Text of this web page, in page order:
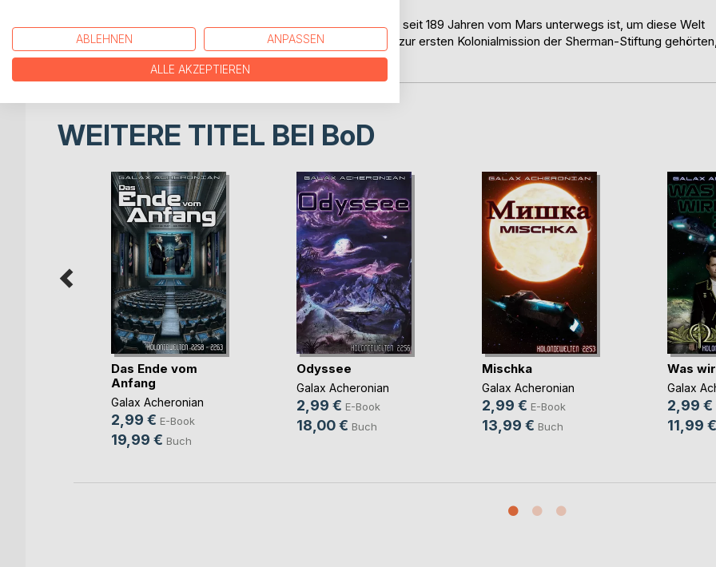
Das muss auch das Kolonieschiff Hope erfahren, welches seit 189 Jahren vom Mars unterwegs ist, um diese Welt
zu besiedeln. Die Hope ist eines der fünf Schiffe, welche zur ersten Kolonialmission der Sherman-Stiftung
und aus einer Zeit stammt, die längst vergessen ist.
WEITERE TITEL BEI BoD
Das Ende vom
Anfang
Galax Acheronian
2,99 € E-Book
19,99 € Buch
Odyssee
Galax Acheronian
2,99 € E-Book
18,00 € Buch
Mischka
Galax Acheronian
2,99 € E-Book
13,99 € Buch
Was
Galax
2,99 €
11,99 €
ABLEHNEN ANPASSEN
ALLE AKZEPTIEREN